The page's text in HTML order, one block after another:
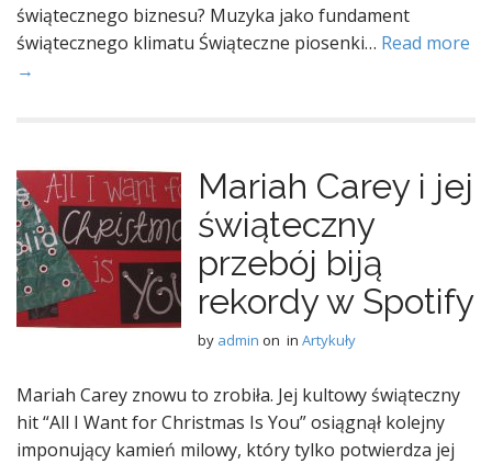
świątecznego biznesu? Muzyka jako fundament
świątecznego klimatu Świąteczne piosenki… Read more
→
Mariah Carey i jej
świąteczny
przebój biją
rekordy w Spotify
by admin on in Artykuły
Mariah Carey znowu to zrobiła. Jej kultowy świąteczny
hit “All I Want for Christmas Is You” osiągnął kolejny
imponujący kamień milowy, który tylko potwierdza jej